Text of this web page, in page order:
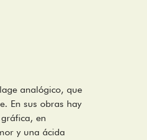
analógico, que
En sus obras hay
en
y una ácida